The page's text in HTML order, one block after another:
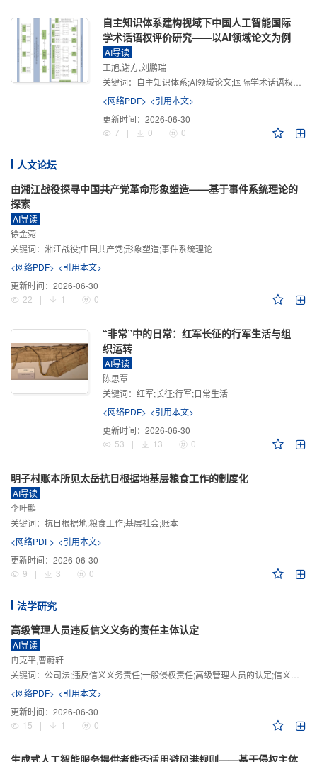
自主知识体系建构视域下中国人工智能国际
学术话语权评价研究——以AI领域论文为例
AI导读
王旭,谢方,刘鹏瑞
关键词： 自主知识体系;AI领域论文;国际学术话语权评价;学术影响力;学术感知力;学术传播力;学术引领力
<网络PDF> <引用本文>
更新时间： 2026-06-30
7
| 0 | 0
人文论坛
由湘江战役探寻中国共产党革命形象塑造——基于事件系统理论的
探索
AI导读
徐金菀
关键词： 湘江战役;中国共产党;形象塑造;事件系统理论
<网络PDF> <引用本文>
更新时间： 2026-06-30
22
| 1 | 0
“非常”中的日常：红军长征的行军生活与组
织运转
AI导读
陈思覃
关键词： 红军;长征;行军;日常生活
<网络PDF> <引用本文>
更新时间： 2026-06-30
53
| 13 | 0
明子村账本所见太岳抗日根据地基层粮食工作的制度化
AI导读
李叶鹏
关键词： 抗日根据地;粮食工作;基层社会;账本
<网络PDF> <引用本文>
更新时间： 2026-06-30
9
| 3 | 0
法学研究
高级管理人员违反信义义务的责任主体认定
AI导读
冉克平,曹蔚轩
关键词： 公司法;违反信义义务责任;一般侵权责任;高级管理人员的认定;信义义务
<网络PDF> <引用本文>
更新时间： 2026-06-30
15
| 1 | 0
生成式人工智能服务提供者能否适用避风港规则——基于侵权主体